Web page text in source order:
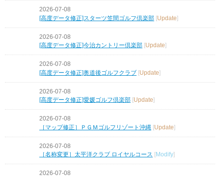
2026-07-08
[高度データ修正]スターツ笠間ゴルフ倶楽部 [Update]
2026-07-08
[高度データ修正]今治カントリー倶楽部 Update
2026-07-08
[高度データ修正]奥道後ゴルフクラブ [Update]
2026-07-08
[高度データ修正]愛媛ゴルフ倶楽部 Update
2026-07-08
［マップ修正］ＰＧＭゴルフリゾート沖縄 [Update]
2026-07-08
［名称変更］太平洋クラブ ロイヤルコース [Modify]
2026-07-08